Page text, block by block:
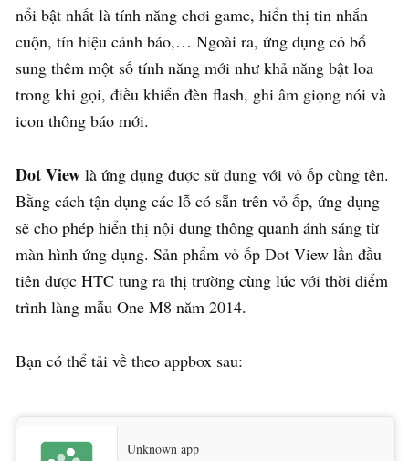
nổi bật nhất là tính năng chơi game, hiển thị tin nhắn
cuộn, tín hiệu cảnh báo,… Ngoài ra, ứng dụng cỏ bổ
sung thêm một số tính năng mới như khả năng bật loa
trong khi gọi, điều khiển đèn flash, ghi âm giọng nói và
icon thông báo mới.
Dot View là ứng dụng được sử dụng với vỏ ốp cùng tên.
Bằng cách tận dụng các lỗ có sẵn trên vỏ ốp, ứng dụng
sẽ cho phép hiển thị nội dung thông quanh ánh sáng từ
màn hình ứng dụng. Sản phẩm vỏ ốp Dot View lần đầu
tiên được HTC tung ra thị trường cùng lúc với thời điểm
trình làng mẫu One M8 năm 2014.
Bạn có thể tải về theo appbox sau:
Unknown app